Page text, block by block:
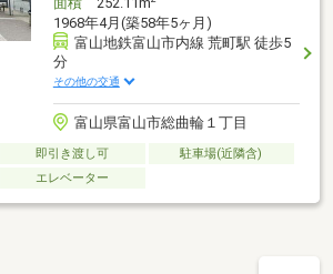
面積252.11m
1968年4月(築58年5ヶ月)
富山地鉄富山市内線 荒町駅 徒歩5
分
その他の交通
富山県富山市総曲輪１丁目
即引き渡し可
駐車場(近隣含)
エレベーター